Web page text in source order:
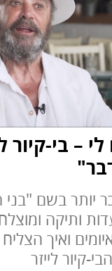
– בי-קיור
יותר בשם "בני
ותיקה
ואיך
קיור לייזר